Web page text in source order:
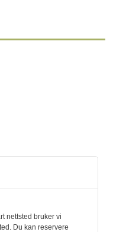
nettsted bruker vi
Du kan reservere